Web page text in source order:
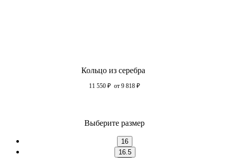
Кольцо из серебра
11 550 ₽ от 9 818 ₽
Выберите размер
16
16.5